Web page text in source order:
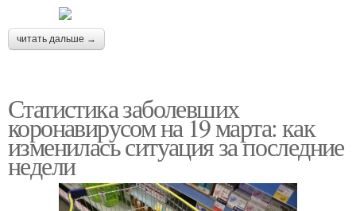
читать дальше →
Статистика заболевших
коронавирусом на 19 марта: как
изменилась ситуация за последние
недели